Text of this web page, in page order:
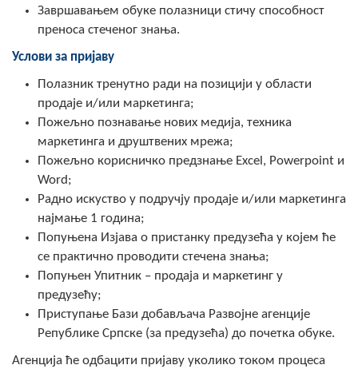
Завршавањем обуке полазници стичу способност
преноса стеченог знања.
Услови за пријаву
Полазник тренутно ради на позицији у области
продаје и/или маркетинга;
Пожељно познавање нових медија, техника
маркетинга и друштвених мрежа;
Пожељно корисничко предзнање Excel, Powerpoint и
Word;
Радно искуство у подручју продаје и/или маркетинга
најмање 1 година;
Попуњена Изјава о пристанку предузећа у којем ће
се практично проводити стечена знања;
Попуњен Упитник – продаја и маркетинг у
предузећу;
Приступање Бази добављача Развојне агенције
Републике Српске (за предузећа) до почетка обуке.
Агенција ће одбацити пријаву уколико током процеса